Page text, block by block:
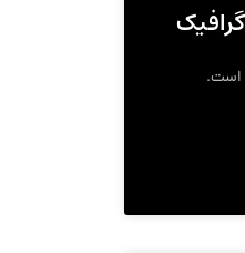
است.